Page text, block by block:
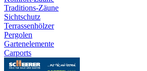
Traditions-Zäune
Sichtschutz
Terrassenhölzer
Pergolen
Gartenelemente
Carports